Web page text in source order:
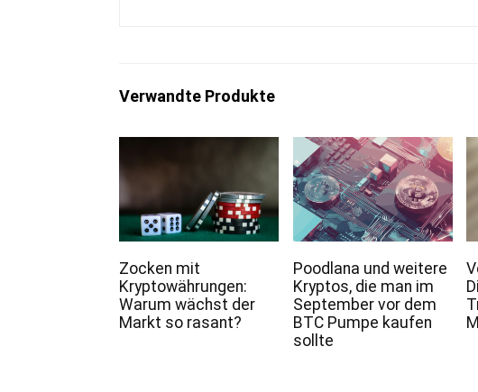
Verwandte Produkte
Zocken mit
Kryptowährungen:
Warum wächst der
Markt so rasant?
Poodlana und weitere
Kryptos, die man im
September vor dem
BTC Pumpe kaufen
sollte